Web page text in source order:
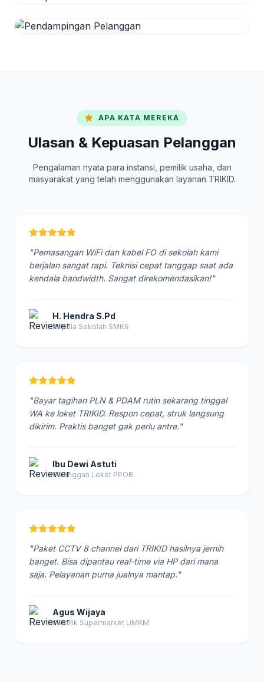
APA KATA MEREKA
Ulasan & Kepuasan Pelanggan
Pengalaman nyata para instansi, pemilik usaha, dan
masyarakat yang telah menggunakan layanan TRIKID.
"Pemasangan WiFi dan kabel FO di sekolah kami
berjalan sangat rapi. Teknisi cepat tanggap saat ada
kendala bandwidth. Sangat direkomendasikan!"
H. Hendra S.Pd
Kepala Sekolah SMKS
"Bayar tagihan PLN & PDAM rutin sekarang tinggal
WA ke loket TRIKID. Respon cepat, struk langsung
dikirim. Praktis banget gak perlu antre."
Ibu Dewi Astuti
Pelanggan Loket PPOB
"Paket CCTV 8 channel dari TRIKID hasilnya jernih
banget. Bisa dipantau real-time via HP dari mana
saja. Pelayanan purna jualnya mantap."
Agus Wijaya
Pemilik Supermarket UMKM